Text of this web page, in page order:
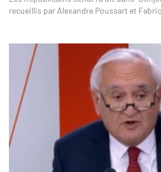
recueillis par Alexandre Poussart et